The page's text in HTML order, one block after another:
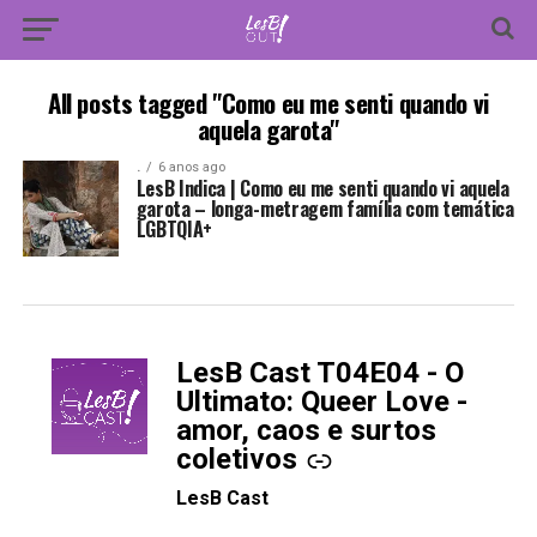
All posts tagged "Como eu me senti quando vi
aquela garota"
. 6 anos ago
LesB Indica | Como eu me senti quando vi aquela
garota – longa-metragem família com temática
LGBTQIA+
LesB Cast T04E04 - O
Ultimato: Queer Love -
amor, caos e surtos
coletivos
-
LesB Cast